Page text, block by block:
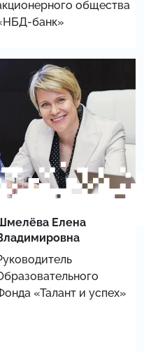
общества
банк»
Елена
«Талант и успех»